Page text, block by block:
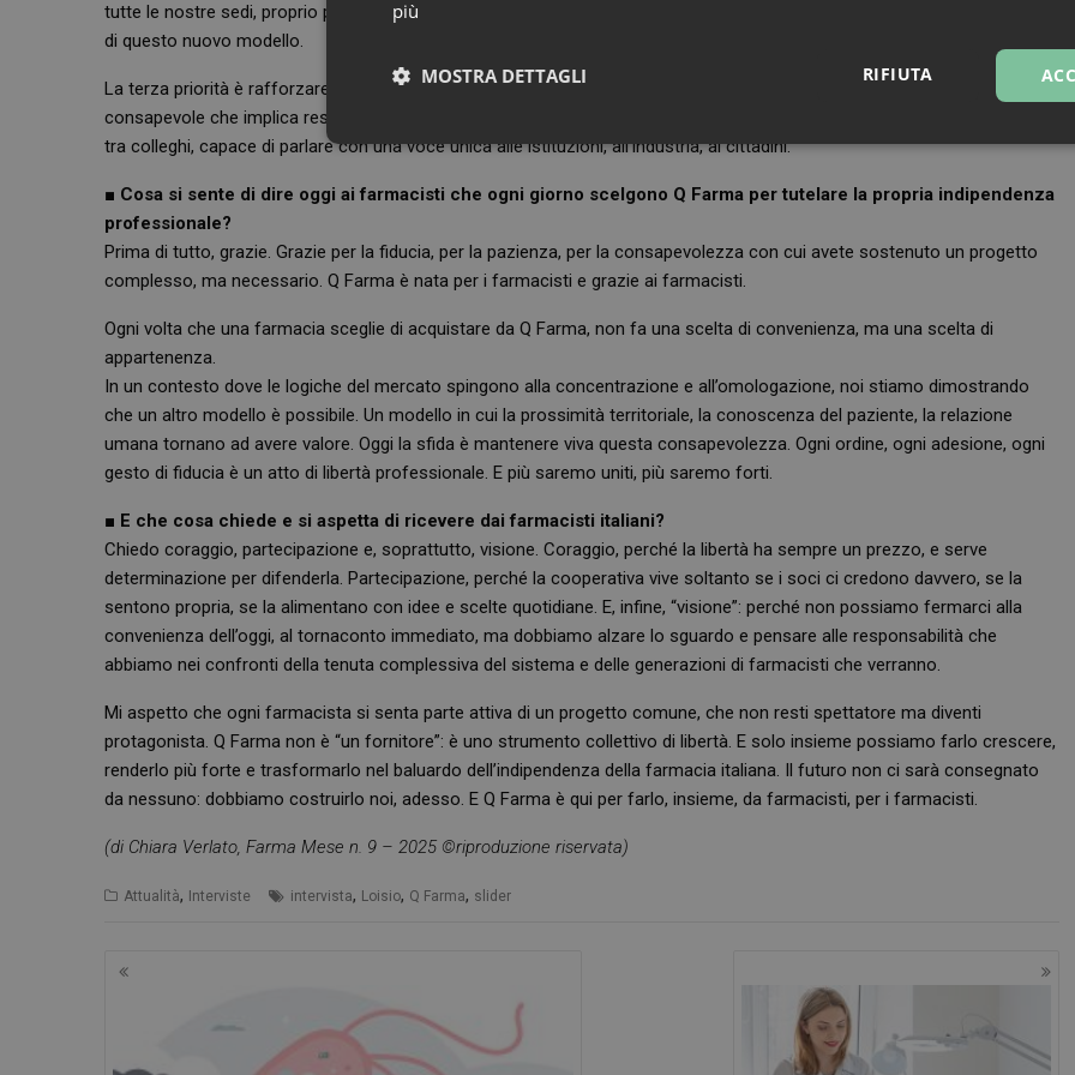
tutte le nostre sedi, proprio per incontrare di persona i farmacisti e spiegare loro la visione, i progetti, i vantaggi concreti
di questo nuovo modello.
La terza priorità è rafforzare la nostra identità cooperativa. Essere cooperativa non è un’etichetta, è una scelta di campo
consapevole che implica responsabilità ed impegno. Vogliamo che Q Farma diventi un simbolo di autonomia e solidarietà
tra colleghi, capace di parlare con una voce unica alle istituzioni, all’industria, ai cittadini.
■ Cosa si sente di dire oggi ai farmacisti che ogni giorno scelgono Q Farma per tutelare la propria indipendenza
professionale?
Prima di tutto, grazie. Grazie per la fiducia, per la pazienza, per la consapevolezza con cui avete sostenuto un progetto
complesso, ma necessario. Q Farma è nata per i farmacisti e grazie ai farmacisti.
Ogni volta che una farmacia sceglie di acquistare da Q Farma, non fa una scelta di convenienza, ma una scelta di
appartenenza.
In un contesto dove le logiche del mercato spingono alla concentrazione e all’omologazione, noi stiamo dimostrando
che un altro modello è possibile. Un modello in cui la prossimità territoriale, la conoscenza del paziente, la relazione
umana tornano ad avere valore. Oggi la sfida è mantenere viva questa consapevolezza. Ogni ordine, ogni adesione, ogni
gesto di fiducia è un atto di libertà professionale. E più saremo uniti, più saremo forti.
■ E che cosa chiede e si aspetta di ricevere dai farmacisti italiani?
Chiedo coraggio, partecipazione e, soprattutto, visione. Coraggio, perché la libertà ha sempre un prezzo, e serve
determinazione per difenderla. Partecipazione, perché la cooperativa vive soltanto se i soci ci credono davvero, se la
sentono propria, se la alimentano con idee e scelte quotidiane. E, infine, “visione”: perché non possiamo fermarci alla
convenienza dell’oggi, al tornaconto immediato, ma dobbiamo alzare lo sguardo e pensare alle responsabilità che
abbiamo nei confronti della tenuta complessiva del sistema e delle generazioni di farmacisti che verranno.
Mi aspetto che ogni farmacista si senta parte attiva di un progetto comune, che non resti spettatore ma diventi
protagonista. Q Farma non è “un fornitore”: è uno strumento collettivo di libertà. E solo insieme possiamo farlo crescere,
renderlo più forte e trasformarlo nel baluardo dell’indipendenza della farmacia italiana. Il futuro non ci sarà consegnato
da nessuno: dobbiamo costruirlo noi, adesso. E Q Farma è qui per farlo, insieme, da farmacisti, per i farmacisti.
(di Chiara Verlato, Farma Mese n. 9 – 2025 ©riproduzione riservata)
Attualità, Interviste intervista, Loisio, Q Farma, slider
Navigazione
più
RIFIUTA
MOSTRA DETTAGLI
Necessari Marketing Non
e l'accesso alle aree protette del sito. Il sito web non è in grado di funzionare correttamente senza questi
NOME
FORNITORE/
DOMINIO
SCADENZA DESCRIZIONE
PHPSESSID
PHP.net
.www.farmamese.it
Sessione
buon esempio è mantenere uno stato
utente tra le pagine.
_ga_RV9MB13F2Q
.farmamese.it
1 anno 1
Questo cookie viene utilizzato da
_ga
Google LLC
.farmamese.it
1 anno 1
mese
Questo nome di cookie è associato a
Analytics, che è un aggiornamento
Questo cookie viene utilizzato per
unici assegnando un numero
come identificatore del cliente. È
visitatori, sessioni e campagne per i
siti.
www.farmamese.it
garantendo che le loro preferenze
sessioni future.
NOME DOMINIO